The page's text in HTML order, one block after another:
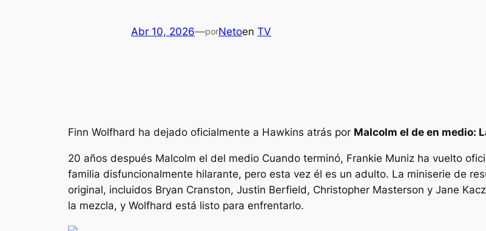
Abr 10, 2026—porNetoen TV
Finn Wolfhard ha dejado oficialmente a Hawkins atrás por Malcolm el de en medio:
20 años después Malcolm el del medio Cuando terminó, Frankie Muniz ha vuelto
familia disfuncionalmente hilarante, pero esta vez él es un adulto. La miniserie de
original, incluidos Bryan Cranston, Justin Berfield, Christopher Masterson y Jane
la mezcla, y Wolfhard está listo para enfrentarlo.